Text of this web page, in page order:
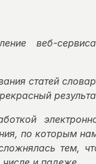
веб-
статей
по которым
тем,